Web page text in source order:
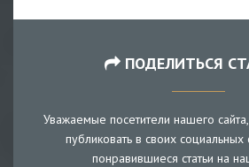
ПОДЕЛИТЬСЯ
Уважаемые посетители нашего
публиковать в своих социальных
понравившиеся статьи на